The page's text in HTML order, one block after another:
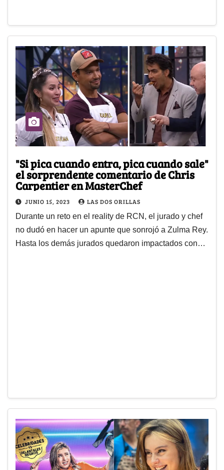
"Si pica cuando entra, pica cuando sale"
el sorprendente comentario de Chris
Carpentier en MasterChef
JUNIO 15, 2023 LAS DOS ORILLAS
Durante un reto en el reality de RCN, el jurado y chef
no dudó en hacer un apunte que sonrojó a Zulma Rey.
Hasta los demás jurados quedaron impactados con…